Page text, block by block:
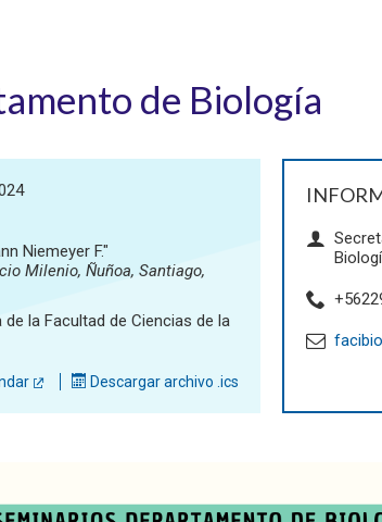
de Biología
Niemeyer F."
Milenio, Ñuñoa, Santiago,
la Facultad de Ciencias de la
Descargar archivo .ics